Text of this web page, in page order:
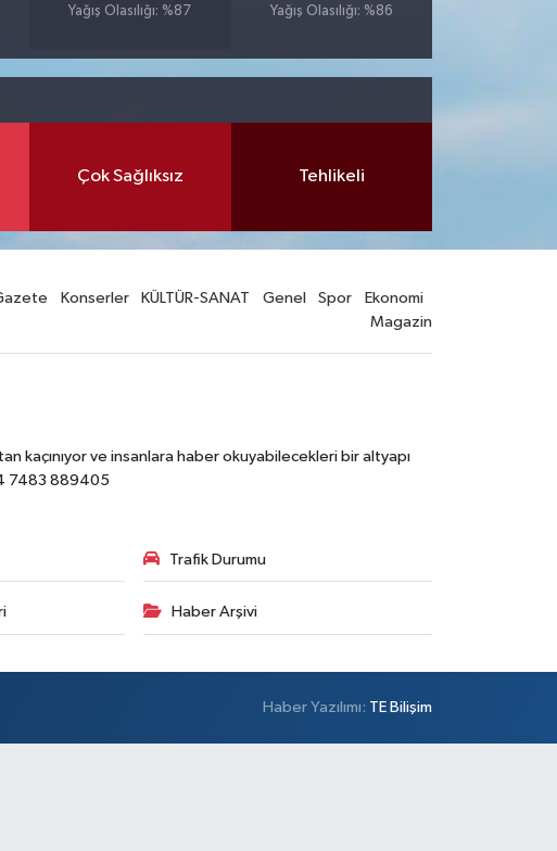
Yağış Olasılığı: %87
Yağış Olasılığı: %86
Çok Sağlıksız Tehlikeli
Konserler KÜLTÜR-SANAT Genel Spor
Ekonomi
Magazin
kaçınıyor ve insanlara haber okuyabilecekleri bir altyapı
7483 889405
Trafik Durumu
Haber Arşivi
Haber Yazılımı: TE Bilişim